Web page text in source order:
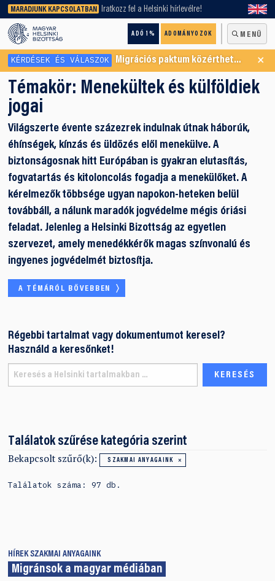
MARADJUNK KAPCSOLATBAN Iratkozz fel a Helsinki hírlevélre!
ADÓ 1% ADOMÁNYOZOK MENÜ
keresőnket!
KÉRDÉSEK ÉS VÁLASZOK Migrációs paktum közérthetően ×
Témakör: Menekültek és külföldiek
jogai
Világszerte évente százezrek indulnak útnak háborúk,
éhínségek, kínzás és üldözés elől menekülve. A
biztonságosnak hitt Európában is gyakran elutasítás,
fogvatartás és kitoloncolás fogadja a menekülőket. A
kérelmezők többsége ugyan napokon-heteken belül
továbbáll, a nálunk maradók jogvédelme mégis óriási
feladat. Jelenleg a Helsinki Bizottság az egyetlen
szervezet, amely menedékkérők magas színvonalú és
ingyenes jogvédelmét biztosítja.
A TÉMÁRÓL BŐVEBBEN
Régebbi tartalmat vagy dokumentumot keresel?
Használd a keresőnket!
Találatok szűrése kategória szerint
Bekapcsolt szűrő(k): SZAKMAI ANYAGAINK
Találatok száma: 97 db.
HÍREK SZAKMAI ANYAGAINK
Migránsok a magyar médiában